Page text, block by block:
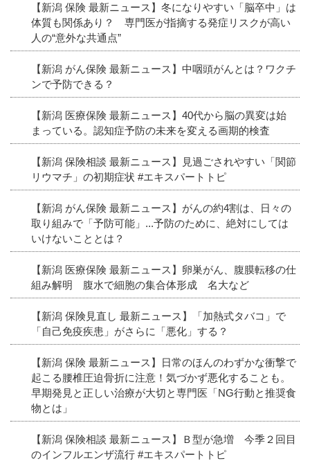
【新潟 保険 最新ニュース】冬になりやすい「脳卒中」は
体質も関係あり？ 専門医が指摘する発症リスクが高い
人の“意外な共通点”
【新潟 がん保険 最新ニュース】中咽頭がんとは？ワクチ
ンで予防できる？
【新潟 医療保険 最新ニュース】40代から脳の異変は始
まっている。認知症予防の未来を変える画期的検査
【新潟 保険相談 最新ニュース】見過ごされやすい「関節
リウマチ」の初期症状 #エキスパートトピ
【新潟 がん保険 最新ニュース】がんの約4割は、日々の
取り組みで「予防可能」...予防のために、絶対にしては
いけないこととは？
【新潟 医療保険 最新ニュース】卵巣がん、腹膜転移の仕
組み解明 腹水で細胞の集合体形成 名大など
【新潟 保険見直し 最新ニュース】「加熱式タバコ」で
「自己免疫疾患」がさらに「悪化」する？
【新潟 保険 最新ニュース】日常のほんのわずかな衝撃で
起こる腰椎圧迫骨折に注意！気づかず悪化することも。
早期発見と正しい治療が大切と専門医「NG行動と推奨食
物とは」
【新潟 保険相談 最新ニュース】Ｂ型が急増 今季２回目
のインフルエンザ流行 #エキスパートトピ